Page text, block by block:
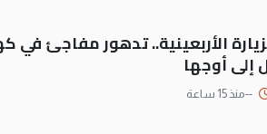
الأربعينية.. تدهور مفاجئ في
إلى أوجها
--منذ 15 ساعة